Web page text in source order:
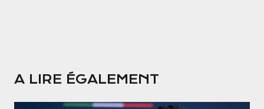
A LIRE ÉGALEMENT